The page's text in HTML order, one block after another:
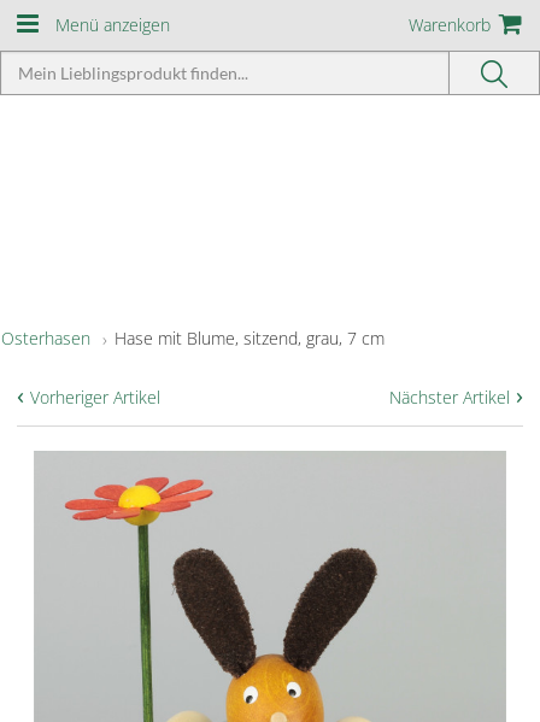
Menü anzeigen Warenkorb
Osterhasen Hase mit Blume, sitzend, grau, 7 cm
Nächster Artikel ›
‹ Vorheriger Artikel